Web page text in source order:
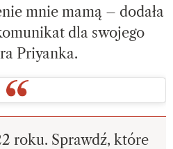
mnie mamą – dodała
dla swojego
Priyanka.
roku. Sprawdź, które